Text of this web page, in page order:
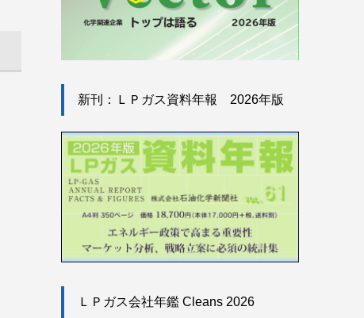
新刊：ＬＰガス資料年報 2026年版
ＬＰガス会社年鑑 Cleans 2026